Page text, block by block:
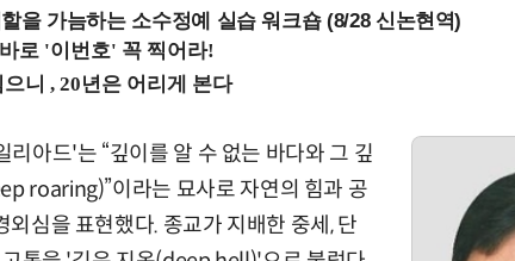
을 가늠하는 소수정예 실습 워크숍 (8/28 신논현역)
아드'는 “깊이를 알 수 없는 바다와 그 깊
roaring)”이라는 묘사로 자연의 힘과 공
심을 표현했다. 종교가 지배한 중세, 단